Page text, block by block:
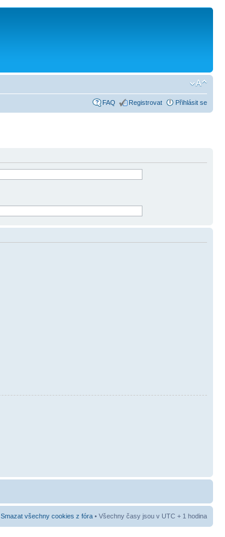
FAQ Registrovat Přihlásit se
Smazat všechny cookies z fóra • Všechny časy jsou v UTC + 1 hodina